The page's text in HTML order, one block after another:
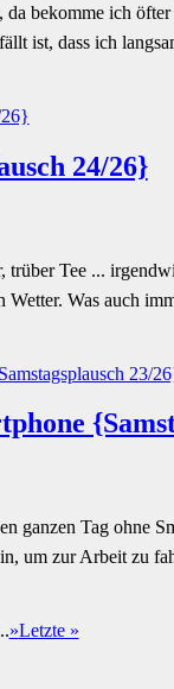
da bekomme ich
ist, dass ich
24/26}
trüber Tee ...
Wetter. Was auch
ganzen Tag ohne
um zur Arbeit zu
»Letzte »